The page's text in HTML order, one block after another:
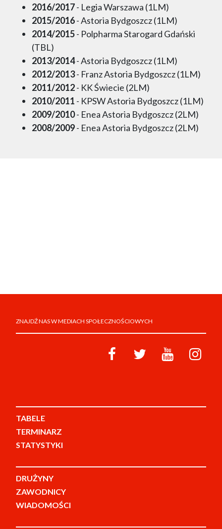
2016/2017- Legia Warszawa (1LM)
2015/2016- Astoria Bydgoszcz (1LM)
2014/2015- Polpharma Starogard Gdański
(TBL)
2013/2014- Astoria Bydgoszcz (1LM)
2012/2013- Franz Astoria Bydgoszcz (1LM)
2011/2012- KK Świecie (2LM)
2010/2011 - KPSW Astoria Bydgoszcz (1LM)
2009/2010- Enea Astoria Bydgoszcz (2LM)
2008/2009- Enea Astoria Bydgoszcz (2LM)
ZNAJDŹ NAS W MEDIACH SPOŁECZNOŚCIOWYCH
TABELE
TERMINARZ
STATYSTYKI
DRUŻYNY
ZAWODNICY
WIADOMOŚCI